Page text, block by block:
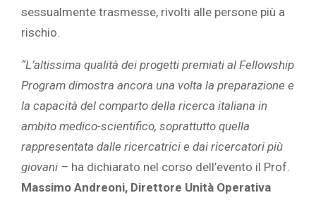
sessualmente trasmesse, rivolti alle persone più a
rischio.
“L’altissima qualità dei progetti premiati al Fellowship
Program dimostra ancora una volta la preparazione e
la capacità del comparto della ricerca italiana in
ambito medico-scientifico, soprattutto quella
rappresentata dalle ricercatrici e dai ricercatori più
giovani – ha dichiarato nel corso dell’evento il Prof.
Massimo Andreoni, Direttore Unità Operativa